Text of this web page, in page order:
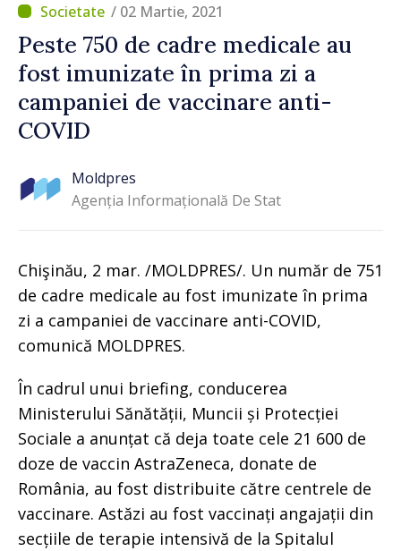
/ 02 Martie, 2021
Peste 750 de cadre medicale au
fost imunizate în prima zi a
campaniei de vaccinare anti-
COVID
Moldpres
Agenția Informațională De Stat
Chişinău, 2 mar. /MOLDPRES/. Un număr de 751
de cadre medicale au fost imunizate în prima
zi a campaniei de vaccinare anti-COVID,
comunică MOLDPRES.
În cadrul unui briefing, conducerea
Ministerului Sănătății, Muncii și Protecției
Sociale a anunțat că deja toate cele 21 600 de
doze de vaccin AstraZeneca, donate de
România, au fost distribuite către centrele de
vaccinare. Astăzi au fost vaccinați angajații din
secțiile de terapie intensivă de la Spitalul